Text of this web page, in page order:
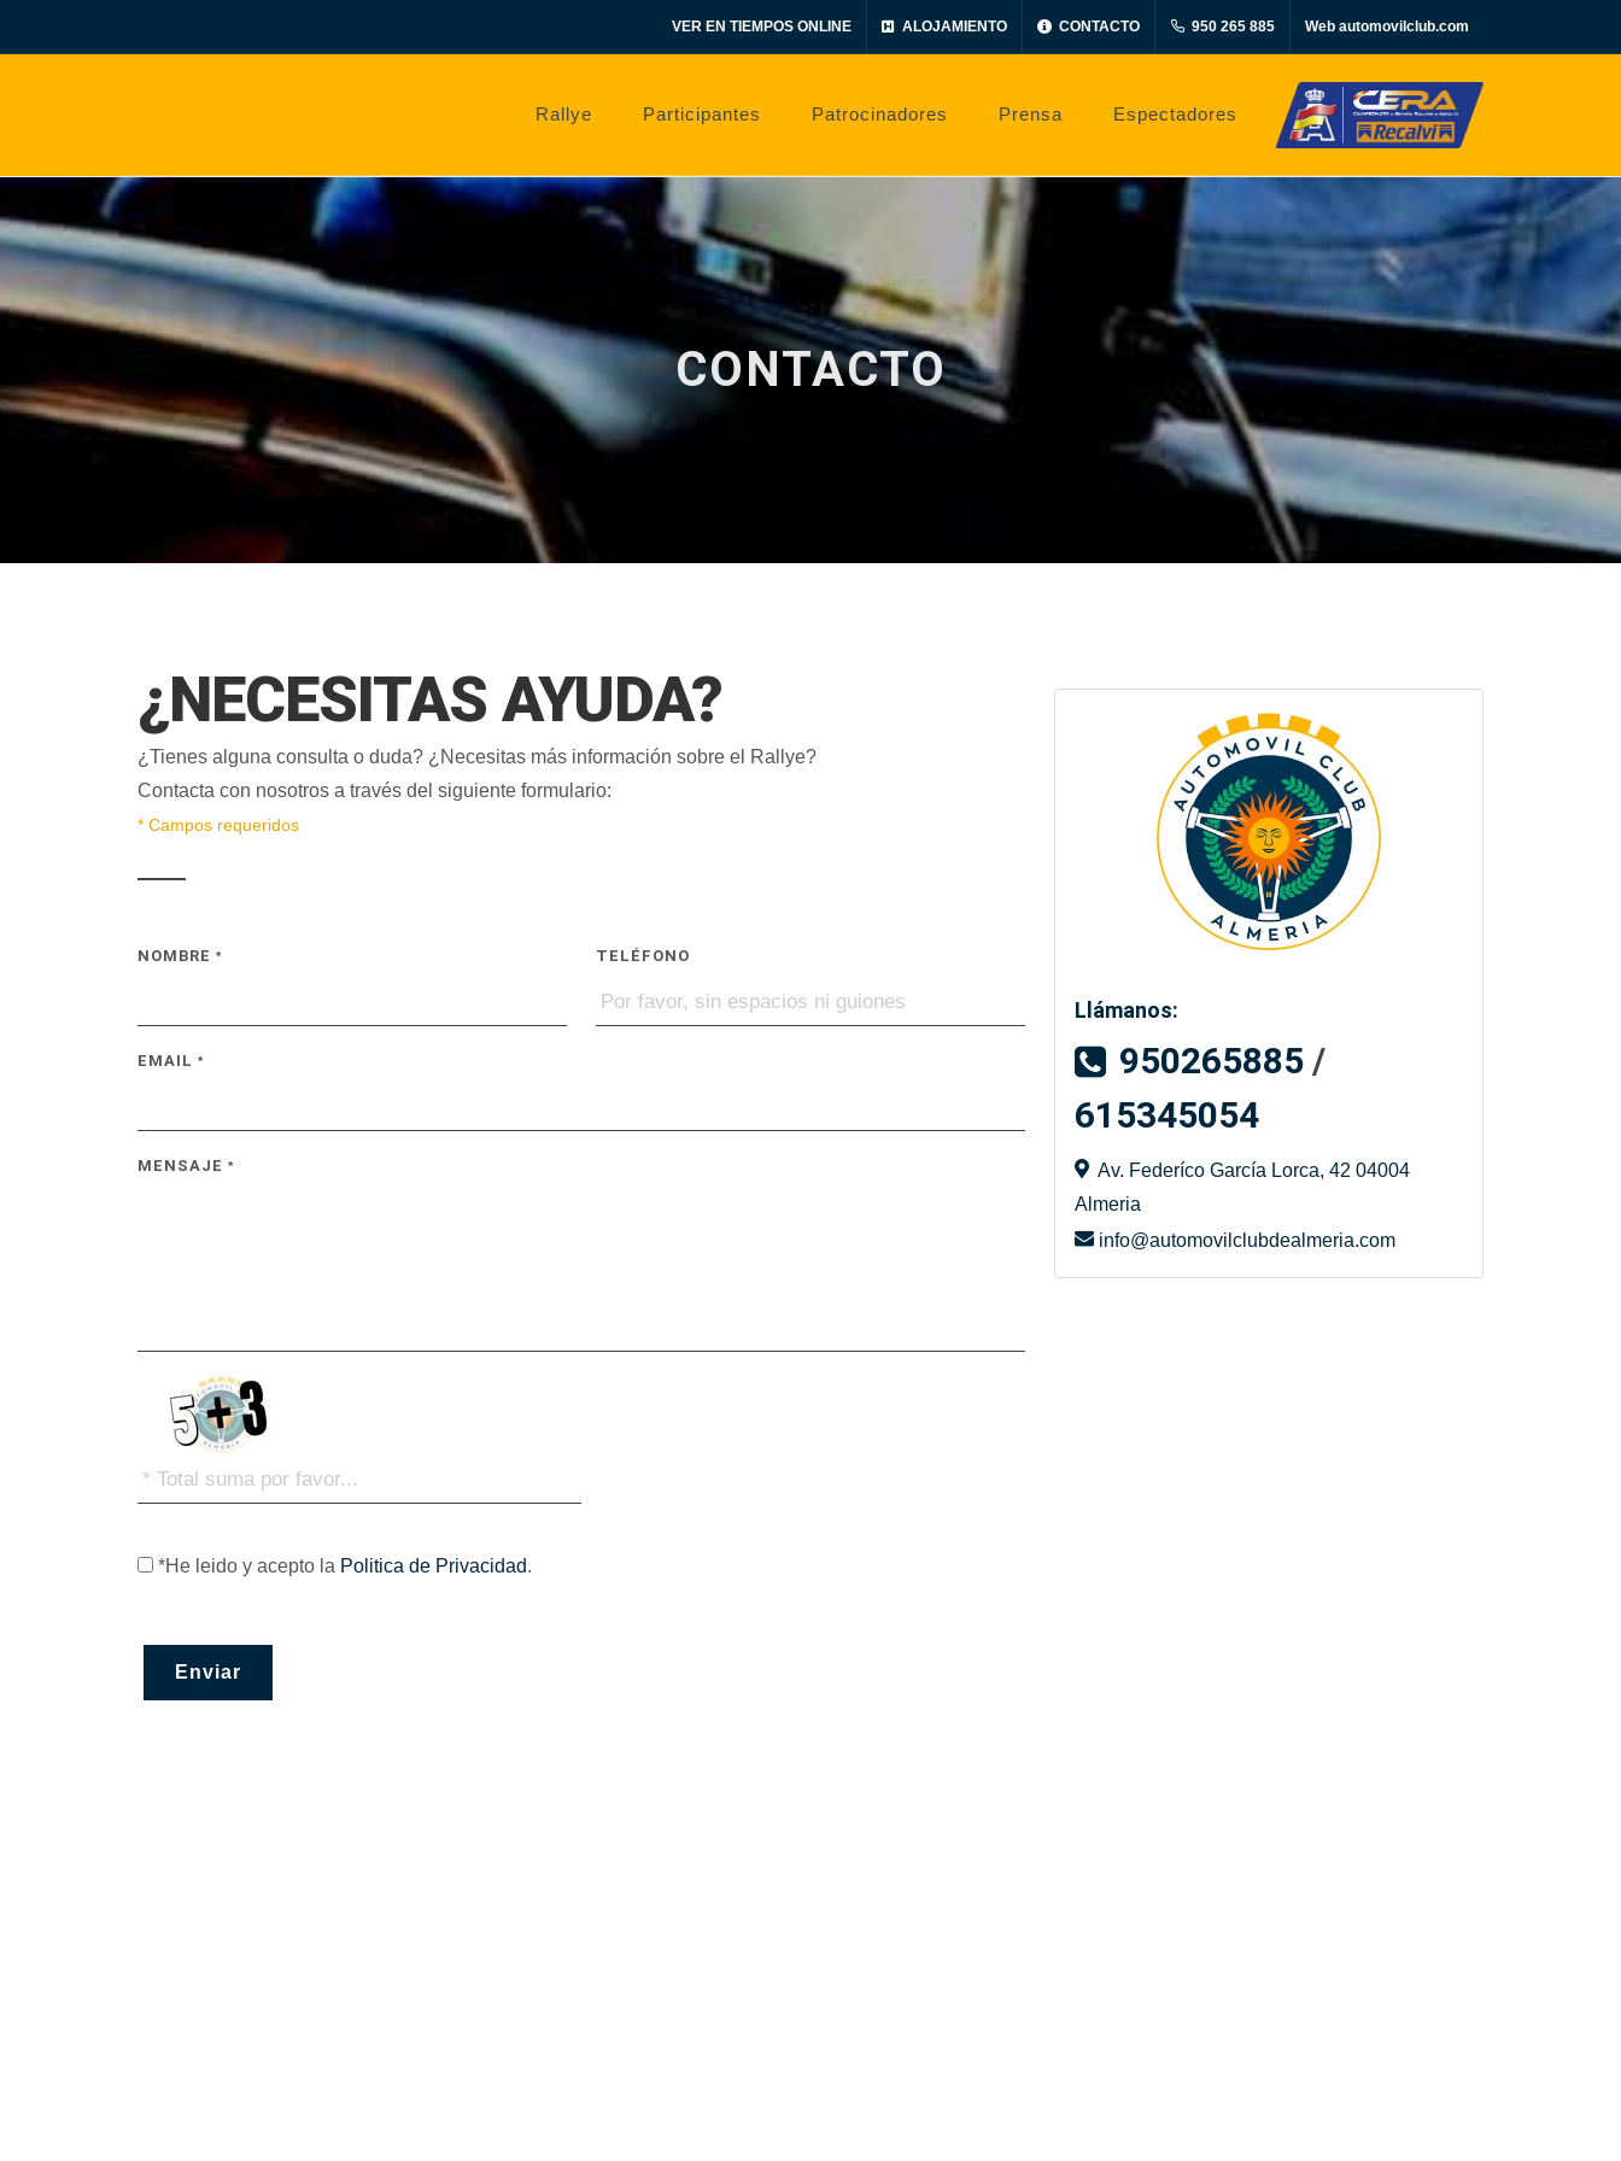
VER EN TIEMPOS ONLINE ALOJAMIENTO CONTACTO 950 265 885 Web automovilclub.com
Rallye Participantes Patrocinadores Prensa Espectadores
CONTACTO
¿NECESITAS AYUDA?
¿Tienes alguna consulta o duda? ¿Necesitas más información sobre el Rallye?
Contacta con nosotros a través del siguiente formulario:
* Campos requeridos
NOMBRE * TELÉFONO
EMAIL *
MENSAJE *
*He leido y acepto la Politica de Privacidad.
Llámanos:
950265885 /
615345054
Av. Federíco García Lorca, 42 04004
Almeria
info@automovilclubdealmeria.com